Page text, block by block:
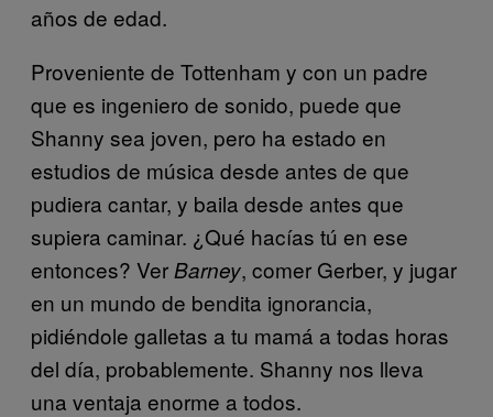
años de edad.
Proveniente de Tottenham y con un padre
que es ingeniero de sonido, puede que
Shanny sea joven, pero ha estado en
estudios de música desde antes de que
pudiera cantar, y baila desde antes que
supiera caminar. ¿Qué hacías tú en ese
entonces? Ver Barney, comer Gerber, y jugar
en un mundo de bendita ignorancia,
pidiéndole galletas a tu mamá a todas horas
del día, probablemente. Shanny nos lleva
una ventaja enorme a todos.